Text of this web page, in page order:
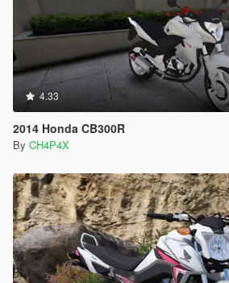
4.33
2014 Honda CB300R
By CH4P4X